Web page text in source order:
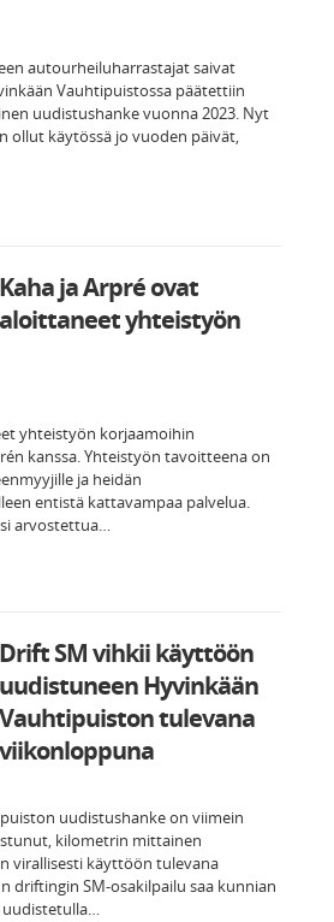
autourheiluharrastajat saivat
Vauhtipuistossa päätettiin
uudistushanke vuonna 2023. Nyt
ollut käytössä jo vuoden päivät,
Kaha ja Arpré ovat
aloittaneet yhteistyön
yhteistyön korjaamoihin
kanssa. Yhteistyön tavoitteena on
ja heidän
entistä kattavampaa palvelua.
arvostettua…
Drift SM vihkii käyttöön
uudistuneen Hyvinkään
Vauhtipuiston tulevana
viikonloppuna
uudistushanke on viimein
kilometrin mittainen
virallisesti käyttöön tulevana
driftingin SM-osakilpailu saa kunnian
uudistetulla…